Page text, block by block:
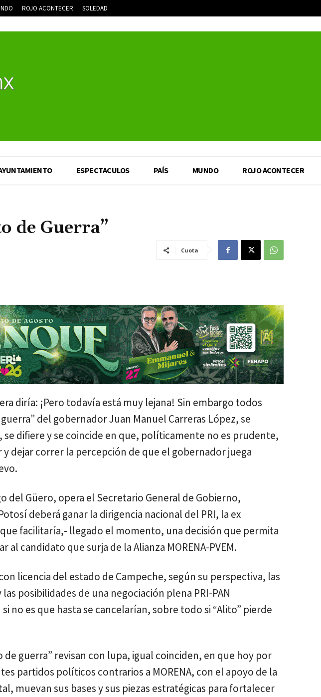
ROJO ACONTECER SOLEDAD
ESPECTACULOS PAÍS MUNDO ROJO ACONTECER
de Guerra”
Cuota
diría: ¡Pero todavía está muy lejana! Sin embargo todos
del gobernador Juan Manuel Carreras López, se
se difiere y se coincide en que, políticamente no es prudente,
dejar correr la percepción de que el gobernador juega
del Güero, opera el Secretario General de Gobierno,
deberá ganar la dirigencia nacional del PRI, la ex
facilitaría,- llegado el momento, una decisión que permita
al candidato que surja de la Alianza MORENA-PVEM.
licencia del estado de Campeche, según su perspectiva, las
posibilidades de una negociación plena PRI-PAN
no es que hasta se cancelarían, sobre todo si “Alito” pierde
guerra” revisan con lupa, igual coinciden, en que hoy por
partidos políticos contrarios a MORENA, con el apoyo de la
muevan sus bases y sus piezas estratégicas para fortalecer